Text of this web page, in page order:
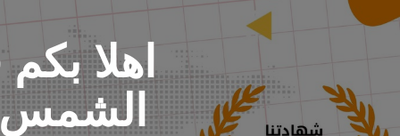
اهلا
الشمس